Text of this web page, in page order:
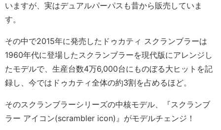
いますが、実はデュアルパーパスも昔から販売していま
す。
その中で2015年に発売したドゥカティ スクランブラーは
1960年代に登場したスクランブラーを現代版にアレンジし
たモデルで、生産台数4万6,000台にものぼる大ヒットを記
録し、今ではドゥカティ全体の約3割を占めるほど。
そのスクランブラーシリーズの中核モデル、『スクランブ
ラー アイコン(scrambler icon)』がモデルチェンジ！